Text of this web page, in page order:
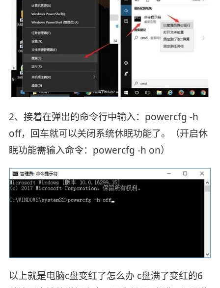
2、接着在弹出的命令行中输入：powercfg -h
off，回车就可以关闭系统休眠功能了。（开启休
眠功能需输入命令：powercfg -h on）
以上就是电脑c盘变红了怎么办 c盘满了变红的6